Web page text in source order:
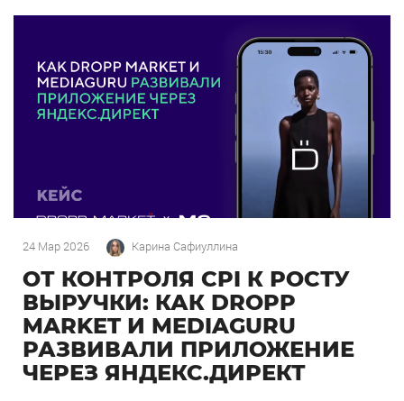
24 Мар 2026 Карина Сафиуллина
ОТ КОНТРОЛЯ CPI К РОСТУ
ВЫРУЧКИ: КАК DROPP
MARKET И MEDIAGURU
РАЗВИВАЛИ ПРИЛОЖЕНИЕ
ЧЕРЕЗ ЯНДЕКС.ДИРЕКТ